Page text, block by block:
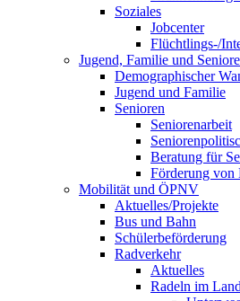
Soziales
Jobcenter
Flüchtlings-/
Jugend, Familie und
Demographischer
Jugend und Familie
Senioren
Seniorenarbeit
Beratung für
Förderung von
Mobilität und ÖPNV
Aktuelles/Projekte
Bus und Bahn
Schülerbeförderung
Radverkehr
Aktuelles
Radeln im